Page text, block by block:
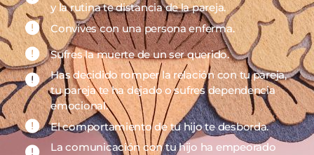
y la rutina te distancia de la pareja.
Convives con una persona enferma.
Sufres la muerte de un ser querido.
Has decidido romper la relación con tu pareja,
tu pareja te ha dejado o sufres dependencia
emocional.
El comportamiento de tu hijo te desborda.
La comunicación con tu hijo ha empeorado